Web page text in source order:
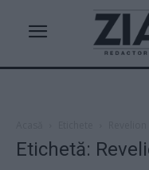
Etichetă: